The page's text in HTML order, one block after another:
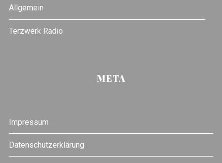
Allgemein
Terzwerk Radio
META
Impressum
Datenschutzerklärung